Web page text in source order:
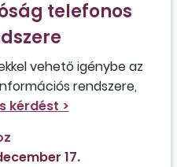
telefonos
vehető igénybe az
rendszere,
ilyen módon?
17.